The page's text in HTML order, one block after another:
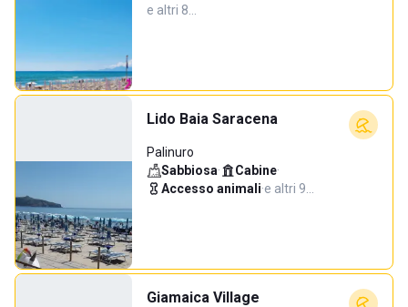
e altri 8…
Lido Baia Saracena
Palinuro
Sabbiosa· Cabine·
Accesso animali·e altri 9…
Giamaica Village